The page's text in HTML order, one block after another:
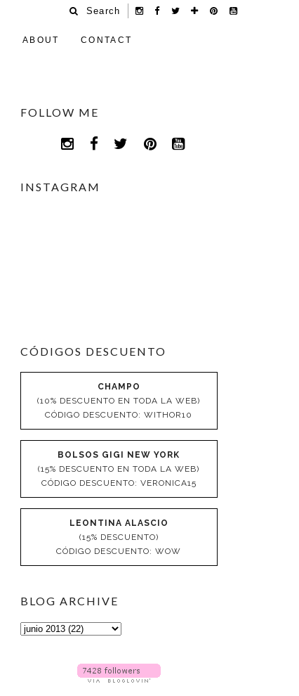
Search
ABOUT CONTACT
FOLLOW ME
INSTAGRAM
CÓDIGOS DESCUENTO
CHAMPO
(10% DESCUENTO EN TODA LA WEB)
CÓDIGO DESCUENTO: WITHOR10
BOLSOS GIGI NEW YORK
(15% DESCUENTO EN TODA LA WEB)
CÓDIGO DESCUENTO: VERONICA15
LEONTINA ALASCIO
(15% DESCUENTO)
CÓDIGO DESCUENTO: WOW
BLOG ARCHIVE